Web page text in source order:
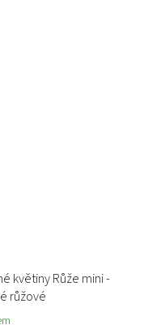
květiny Růže mini -
růžové